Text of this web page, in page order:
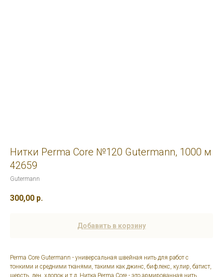
Нитки Perma Core №120 Gutermann, 1000 м
42659
Gutermann
300,00 р.
Добавить в корзину
Perma Core Gutermann - универсальная швейная нить для работ с
тонкими и средними тканями, такими как джинс, бифлекс, кулир, батист,